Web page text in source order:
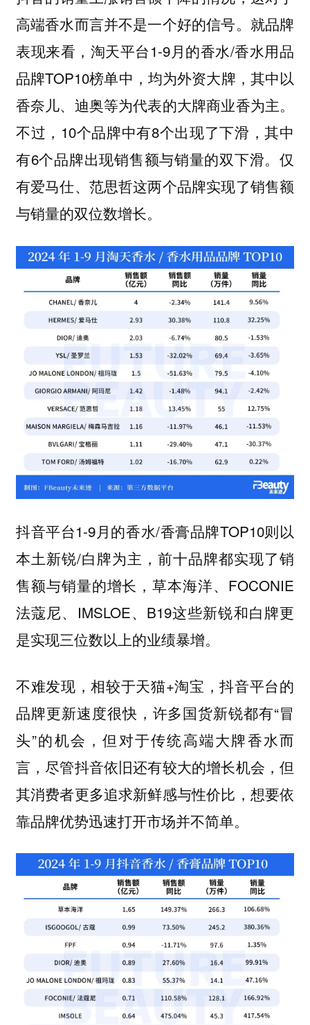
高端香水而言并不是一个好的信号。就品牌
表现来看，淘天平台1-9月的香水/香水用品
品牌TOP10榜单中，均为外资大牌，其中以
香奈儿、迪奥等为代表的大牌商业香为主。
不过，10个品牌中有8个出现了下滑，其中
有6个品牌出现销售额与销量的双下滑。仅
有爱马仕、范思哲这两个品牌实现了销售额
与销量的双位数增长。
抖音平台1-9月的香水/香膏品牌TOP10则以
本土新锐/白牌为主，前十品牌都实现了销
售额与销量的增长，草本海洋、FOCONIE
法蔻尼、IMSLOE、B19这些新锐和白牌更
是实现三位数以上的业绩暴增。
不难发现，相较于天猫+淘宝，抖音平台的
品牌更新速度很快，许多国货新锐都有“冒
头”的机会，但对于传统高端大牌香水而
言，尽管抖音依旧还有较大的增长机会，但
其消费者更多追求新鲜感与性价比，想要依
靠品牌优势迅速打开市场并不简单。